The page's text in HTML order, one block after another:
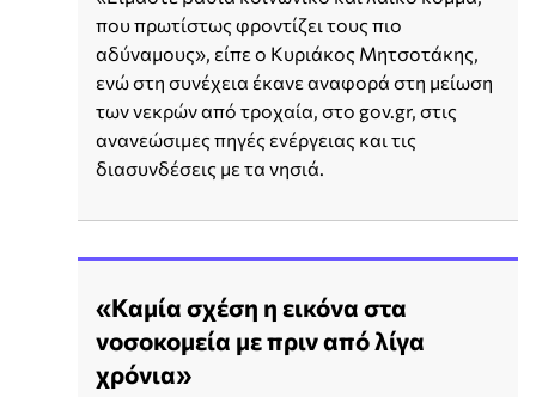
που πρωτίστως φροντίζει τους πιο
αδύναμους», είπε ο Κυριάκος Μητσοτάκης,
ενώ στη συνέχεια έκανε αναφορά στη μείωση
των νεκρών από τροχαία, στο gov.gr, στις
ανανεώσιμες πηγές ενέργειας και τις
διασυνδέσεις με τα νησιά.
«Καμία σχέση η εικόνα στα
νοσοκομεία με πριν από λίγα
χρόνια»